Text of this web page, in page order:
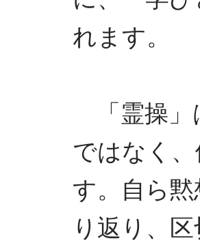
れます。
「霊操」
ではなく
す。自ら
り返り、